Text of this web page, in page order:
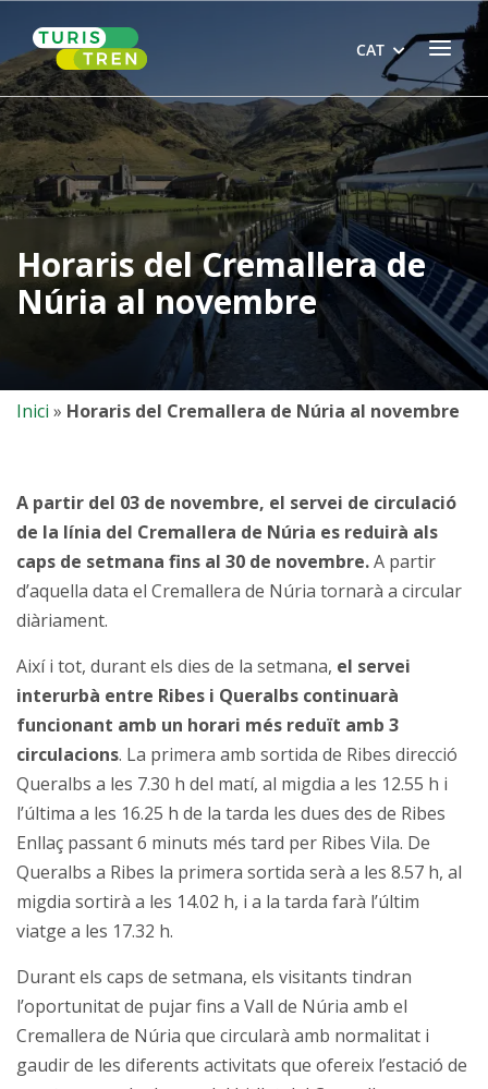
content
Home Menu
CAT
Horaris del Cremallera de
Núria al novembre
Inici » Horaris del Cremallera de Núria al novembre
A partir del 03 de novembre, el servei de circulació
de la línia del Cremallera de Núria es reduirà als
caps de setmana fins al 30 de novembre.A partir
d’aquella data el Cremallera de Núria tornarà a circular
diàriament.
Així i tot, durant els dies de la setmana, el servei
interurbà entre Ribes i Queralbs continuarà
funcionant amb un horari més reduït amb 3
circulacions. La primera amb sortida de Ribes direcció
Queralbs a les 7.30 h del matí, al migdia a les 12.55 h i
l’última a les 16.25 h de la tarda les dues des de Ribes
Enllaç passant 6 minuts més tard per Ribes Vila. De
Queralbs a Ribes la primera sortida serà a les 8.57 h, al
migdia sortirà a les 14.02 h, i a la tarda farà l’últim
viatge a les 17.32 h.
Durant els caps de setmana, els visitants tindran
l’oportunitat de pujar fins a ​Vall de Núria amb el
Cremallera de Núria que circularà amb normalitat i
gaudir de les diferents activitats que ofereix l’estació de